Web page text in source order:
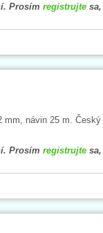
Prosím registrujtesa,
mm, návin 25 m. Český
Prosím registrujtesa,